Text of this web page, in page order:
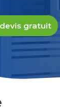
gratuit